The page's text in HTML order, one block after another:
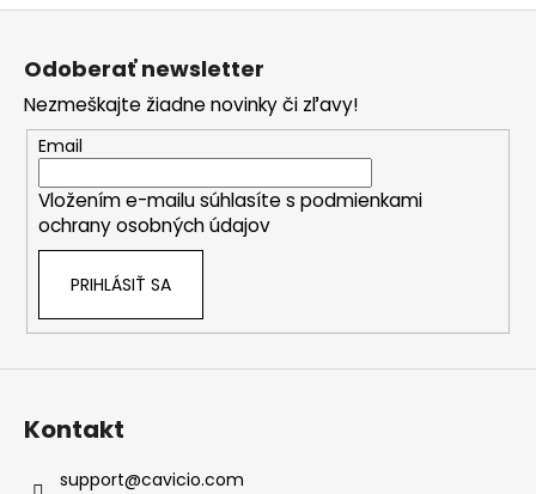
Z
Odoberať newsletter
Nezmeškajte žiadne novinky či zľavy!
Email
Vložením e-mailu súhlasíte s podmienkami
ochrany osobných údajov
PRIHLÁSIŤ SA
Kontakt
support@cavicio.com